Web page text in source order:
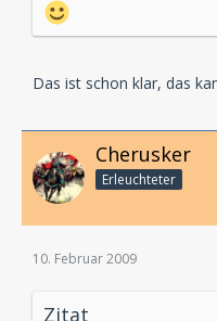
Das ist schon klar, das
Cherusker
Erleuchteter
10. Februar 2009
Zitat